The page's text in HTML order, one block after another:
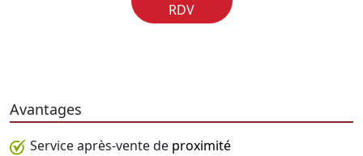
RDV
Avantages
Service après-vente de proximité